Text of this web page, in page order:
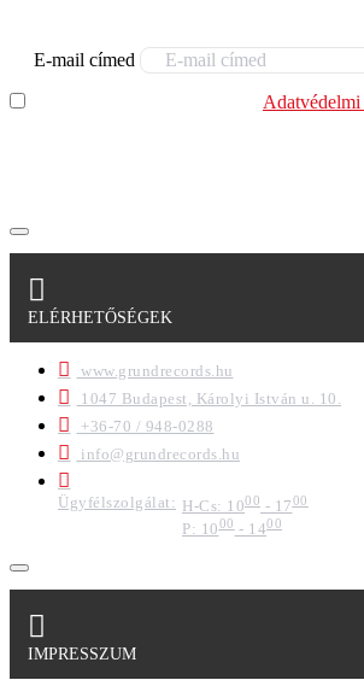
E-mail címed
ELÉRHETŐSÉGEK
www.grundrecords.hu
1047 Budapest, Károlyi István u. 10.
+36-70 / 948-0288
info@grundrecords.hu
Ügyfélszolgálat: H-Cs: 1000 - 1700
P: 1000- 1400
IMPRESSZUM